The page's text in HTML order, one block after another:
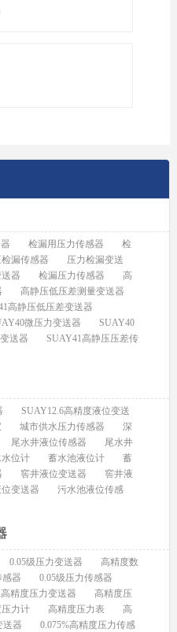
检漏用压力传感器
检
漏传感器
压力检漏变送
器 检漏压力传感器
高
高静压低压差测量变送器
高静压低压差变送器
微压力变送器
SUAY40
送器
SUAY41高静压压差传
SUAY12.6高精度液位变送
城市供水压力传感器
深
尾水井液位传感器
尾水井
位计 蓄水池液位计
蓄
窖井液位变送器
窖井液
变送器
污水池液位传感
0.05级压力变送器
高精度数
器
0.05级压力传感器
精度压力变送器
高精度压
力计 高精度压力表
高
送器
0.075%高精度压力传感